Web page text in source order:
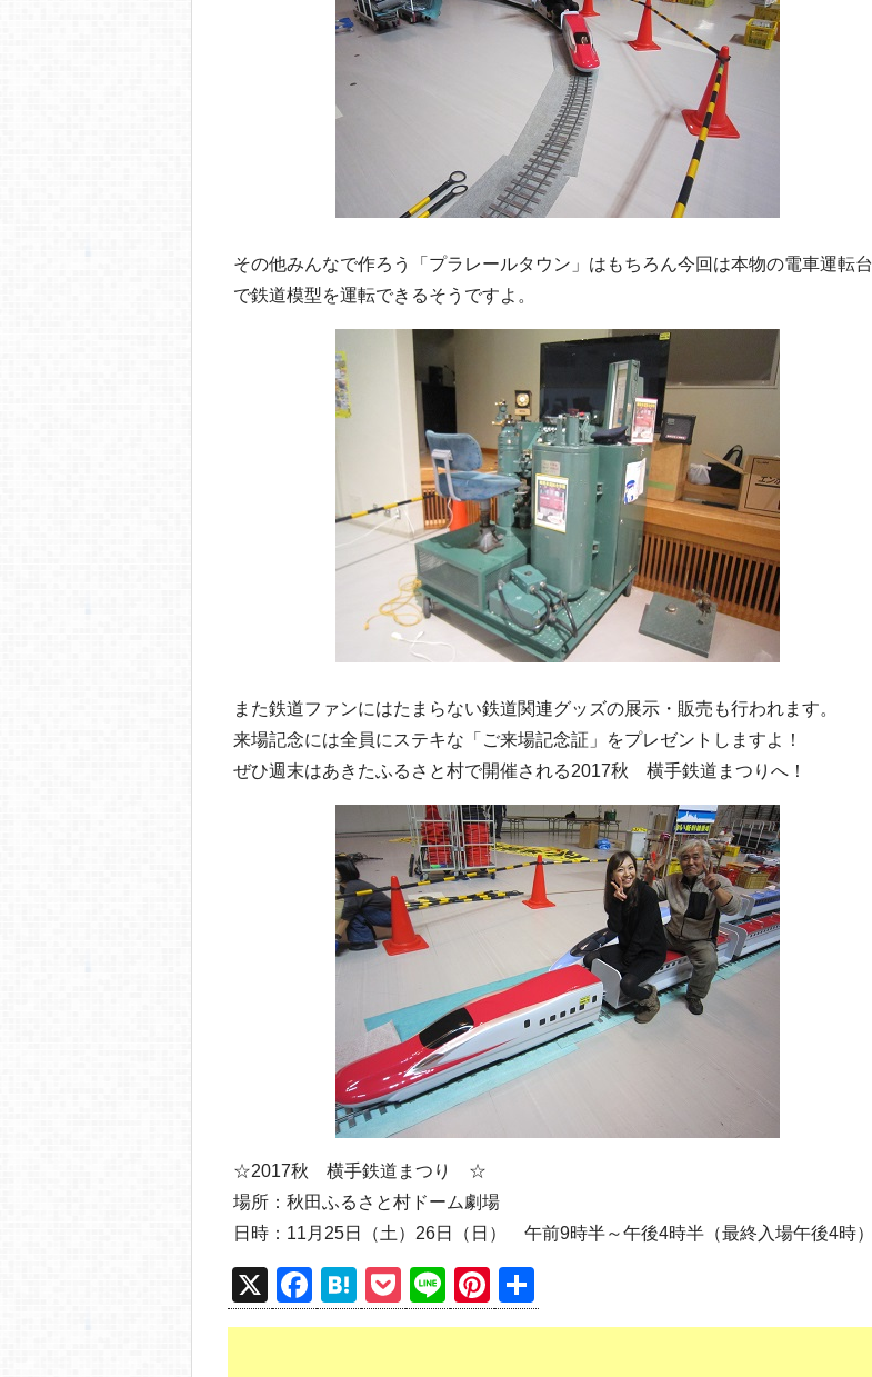
その他みんなで作ろう「プラレールタウン」はもちろん今回は本物の電車運転台
で鉄道模型を運転できるそうですよ。
また鉄道ファンにはたまらない鉄道関連グッズの展示・販売も行われます。
来場記念には全員にステキな「ご来場記念証」をプレゼントしますよ！
ぜひ週末はあきたふるさと村で開催される2017秋 横手鉄道まつりへ！
☆2017秋 横手鉄道まつり ☆
場所：秋田ふるさと村ドーム劇場
日時：11月25日（土）26日（日） 午前9時半～午後4時半（最終入場午後4時）
X
F
a
H
at
P
o
Li
n
Pi
nt 有